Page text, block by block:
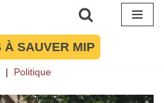
À SAUVER MIP
à
Politique